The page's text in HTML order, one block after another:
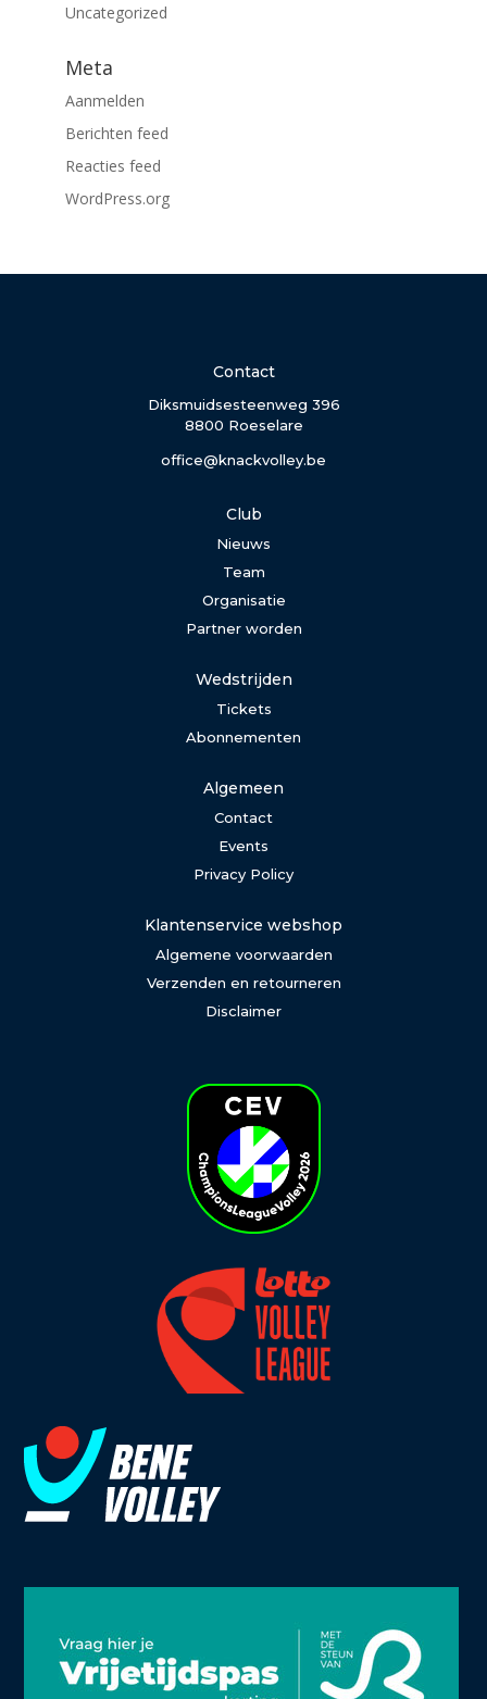
Uncategorized
Meta
Aanmelden
Berichten feed
Reacties feed
WordPress.org
Contact
Diksmuidsesteenweg 396
8800 Roeselare
office@knackvolley.be
Club
Nieuws
Team
Organisatie
Partner worden
Wedstrijden
Tickets
Abonnementen
Algemeen
Contact
Events
Privacy Policy
Klantenservice webshop
Algemene voorwaarden
Verzenden en retourneren
Disclaimer